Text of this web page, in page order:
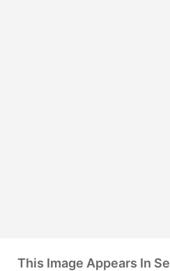
This Image Appears In